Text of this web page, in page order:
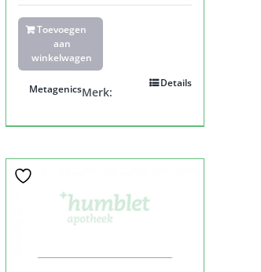
Toevoegen
aan
winkelwagen
Details
Merk:
Metagenics